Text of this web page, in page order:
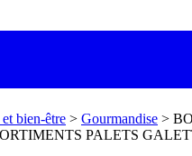
bien-être > Gourmandise >
PALETS